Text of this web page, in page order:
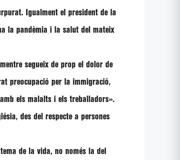
Igualment el president de la
la pandèmia i la salut del mateix
segueix de prop el dolor de
preocupació per la immigració,
els malalts i els treballadors».
des del respecte a persones
de la vida, no només la del